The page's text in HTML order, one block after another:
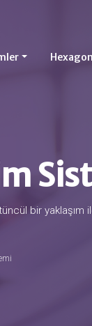
Hexagon
bir yaklaşım